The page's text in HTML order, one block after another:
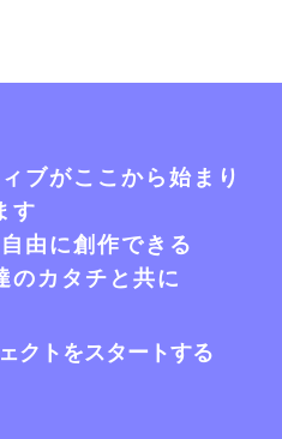
ブがここから始まり
す
由に創作できる
のカタチと共に
クトをスタートする